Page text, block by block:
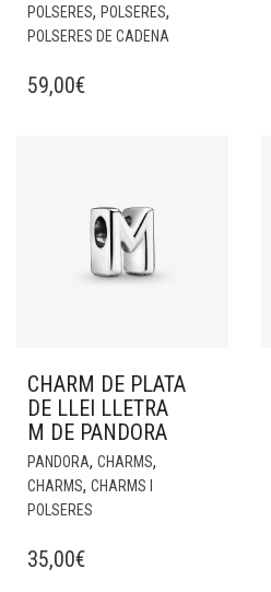
POLSERES, POLSERES,
POLSERES DE CADENA
59,00€
CHARM DE PLATA
DE LLEI LLETRA
M DE PANDORA
PANDORA, CHARMS,
CHARMS, CHARMS I
POLSERES
35,00€